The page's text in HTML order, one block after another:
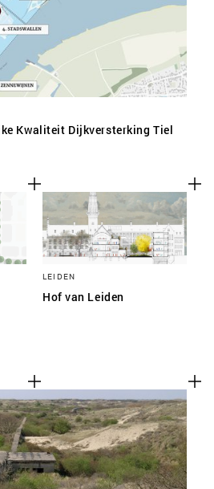
Kwaliteit Dijkversterking Tiel
LEIDEN
Hof van Leiden